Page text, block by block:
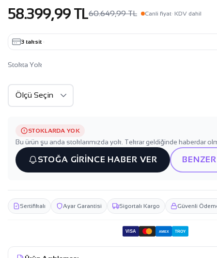
58.399,99 TL60.649,99 TL Canli fiyat· KDV dahil
3 taksit ·
Stokta Yok
STOKLARDA YOK
Bu ürün şu anda stoklarımızda yok. Tekrar geldiğinde haberdar
STOĞA GİRİNCE HABER VER
Sertifikalı Ayar Garantisi Sigortalı Kargo Güvenli
VISA AMEX TROY